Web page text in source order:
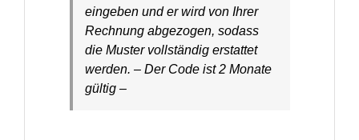
eingeben und er wird von Ihrer
Rechnung abgezogen, sodass
die Muster vollständig erstattet
werden. – Der Code ist 2 Monate
gültig –